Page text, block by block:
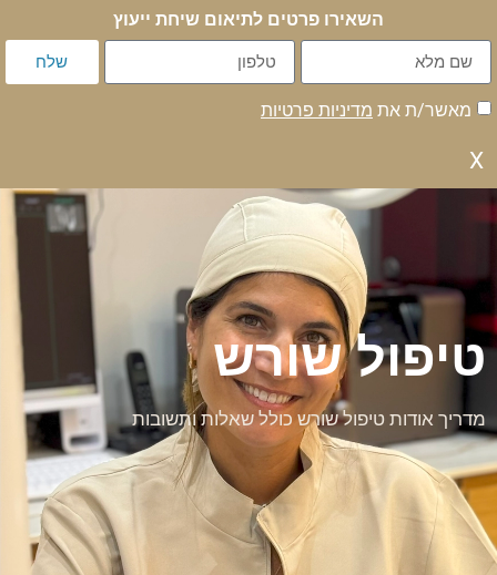
השאירו פרטים לתיאום שיחת ייעוץ
מאשר/ת את מדיניות פרטיות
שלח
X
טיפול שורש
מדריך אודות טיפול שורש כולל שאלות ותשובות